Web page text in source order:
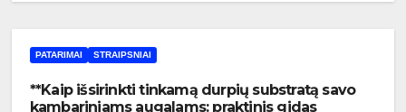
PATARIMAI STRAIPSNIAI
**Kaip išsirinkti tinkamą durpių substratą savo
kambariniams augalams: praktinis gidas